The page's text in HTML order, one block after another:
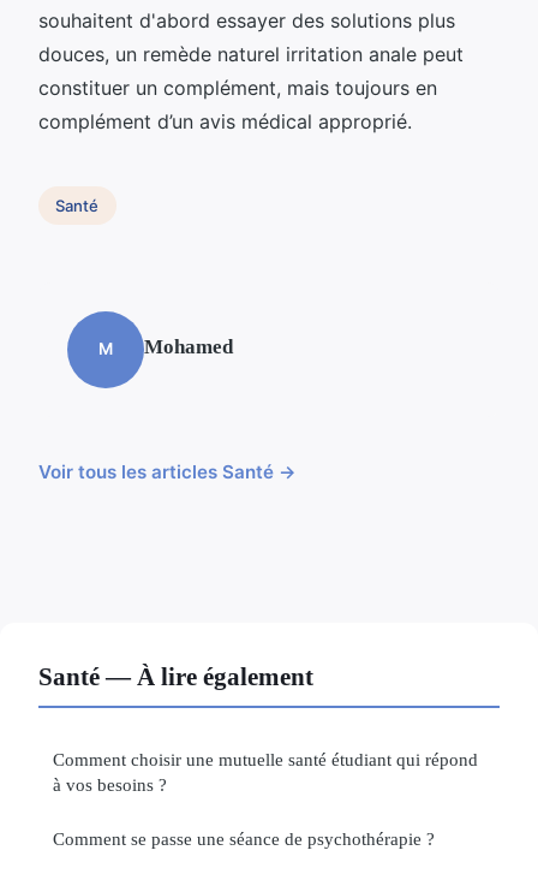
souhaitent d'abord essayer des solutions plus
douces, un remède naturel irritation anale peut
constituer un complément, mais toujours en
complément d’un avis médical approprié.
Santé
M Mohamed
Voir tous les articles Santé →
Santé — À lire également
Comment choisir une mutuelle santé étudiant qui répond
à vos besoins ?
Comment se passe une séance de psychothérapie ?